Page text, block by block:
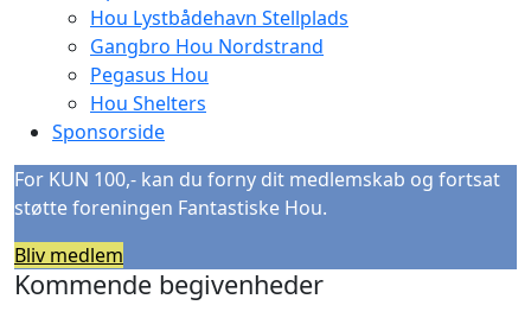
Hou Lystbådehavn Stellplads
Gangbro Hou Nordstrand
Pegasus Hou
Hou Shelters
Sponsorside
For KUN 100,- kan du forny dit medlemskab og fortsat
støtte foreningen Fantastiske Hou.
Bliv medlem
Kommende begivenheder